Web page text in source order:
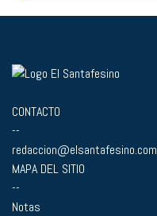
CONTACTO
--
redaccion@elsantafesino.com
MAPA DEL SITIO
--
Notas